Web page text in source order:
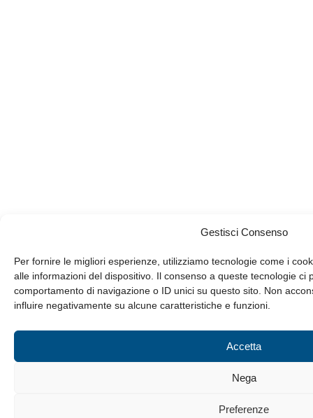
Gestisci Consenso
Per fornire le migliori esperienze, utilizziamo tecnologie come i
alle informazioni del dispositivo. Il consenso a queste tecnologie ci
comportamento di navigazione o ID unici su questo sito. Non
influire negativamente su alcune caratteristiche e funzioni.
Accetta
Nega
Preferenze